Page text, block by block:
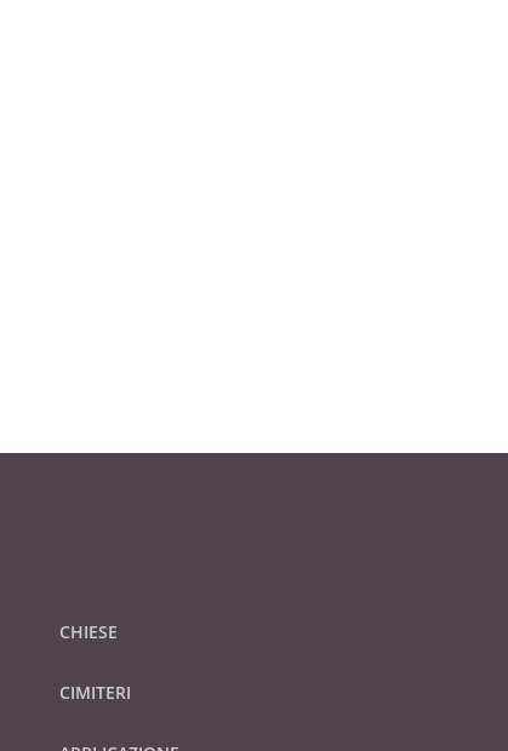
CHIESE
CIMITERI